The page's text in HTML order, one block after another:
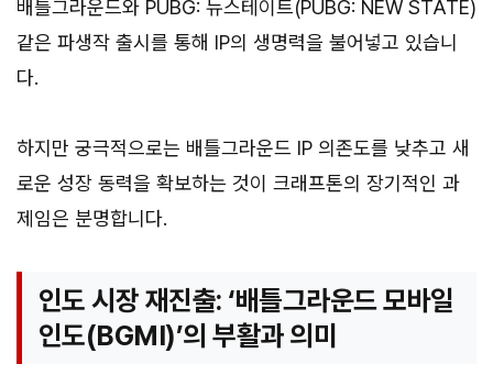
배틀그라운드와 PUBG: 뉴스테이트(PUBG: NEW STATE)
같은 파생작 출시를 통해 IP의 생명력을 불어넣고 있습니
다.
하지만 궁극적으로는 배틀그라운드 IP 의존도를 낮추고 새
로운 성장 동력을 확보하는 것이 크래프톤의 장기적인 과
제임은 분명합니다.
인도 시장 재진출: ‘배틀그라운드 모바일
인도(BGMI)’의 부활과 의미